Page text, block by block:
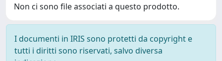
Non ci sono file associati a questo prodotto.
I documenti in IRIS sono protetti da copyright e
tutti i diritti sono riservati, salvo diversa